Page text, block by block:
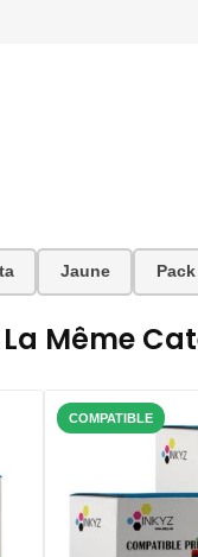
Jaune Pack
Même
COMPATIBLE